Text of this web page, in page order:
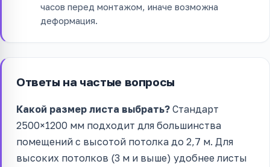
часов перед монтажом, иначе возможна
деформация.
Ответы на частые вопросы
Какой размер листа выбрать? Стандарт
2500×1200 мм подходит для большинства
помещений с высотой потолка до 2,7 м. Для
высоких потолков (3 м и выше) удобнее листы